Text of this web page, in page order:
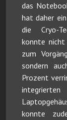
das
hat daher
die Cryo-
konnte
zum
sondern
Prozent
konnte